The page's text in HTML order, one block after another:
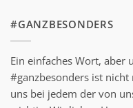
#GANZBESONDERS
Ein einfaches Wort, aber
#ganzbesonders ist
uns bei jedem der von